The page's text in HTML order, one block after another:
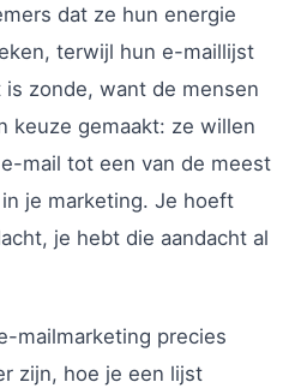
dat ze hun energie
terwijl hun e-maillijst
zonde, want de mensen
keuze gemaakt: ze willen
mail tot een van de meest
je marketing. Je hoeft
je hebt die aandacht al
mailmarketing precies
zijn, hoe je een lijst